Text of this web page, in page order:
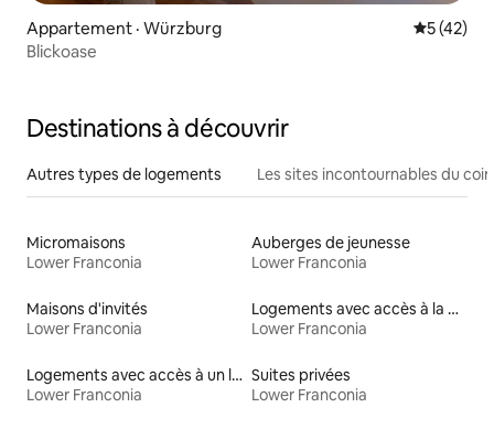
Appartement · Würzburg Note
5 (42)
Blickoase
Destinations à découvrir
Autres types de logements Les sites incontournables du coin
Micromaisons
Lower Franconia
Auberges de jeunesse
Lower Franconia
Maisons d'invités
Lower Franconia
Logements avec accès à la plage
Lower Franconia
Logements avec accès à un lac
Lower Franconia
Suites privées
Lower Franconia